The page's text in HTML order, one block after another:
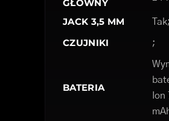
GŁÓWNY
JACK 3,5 MM Tak;
CZUJNIKI ;
BATERIA
Ion